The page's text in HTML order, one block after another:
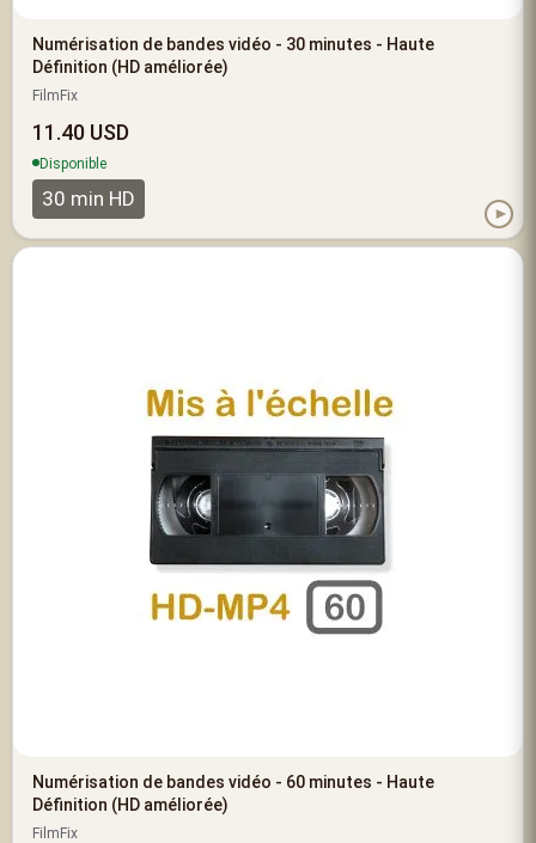
Numérisation de bandes vidéo - 30 minutes - Haute
Définition (HD améliorée)
FilmFix
11.40 USD
Disponible
30 min HD
►
Numérisation de bandes vidéo - 60 minutes - Haute
Définition (HD améliorée)
FilmFix